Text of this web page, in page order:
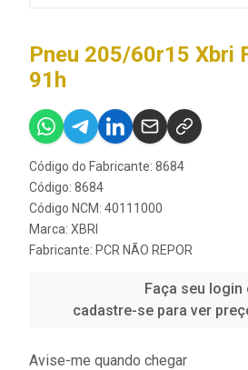
Pneu 205/60r15 Xbri
91h
Código do Fabricante: 8684
Código: 8684
Código NCM: 40111000
Marca: XBRI
Fabricante: PCR NÃO REPOR
Faça seu login
cadastre-se para ver
Avise-me quando chegar